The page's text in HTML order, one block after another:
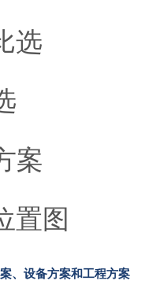
选
案
置图
、设备方案和工程方案